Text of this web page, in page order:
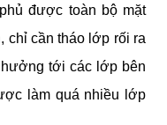
được toàn bộ mặt
chỉ cần tháo lớp rối ra
tới các lớp bên
làm quá nhiều lớp